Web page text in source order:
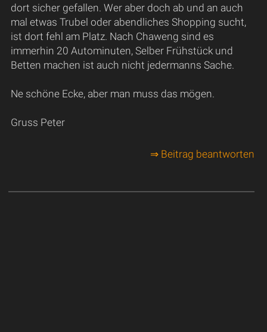
dort sicher gefallen. Wer aber doch ab und an auch
mal etwas Trubel oder abendliches Shopping sucht,
ist dort fehl am Platz. Nach Chaweng sind es
immerhin 20 Autominuten, Selber Frühstück und
Betten machen ist auch nicht jedermanns Sache.
Ne schöne Ecke, aber man muss das mögen.
Gruss Peter
⇒ Beitrag beantworten